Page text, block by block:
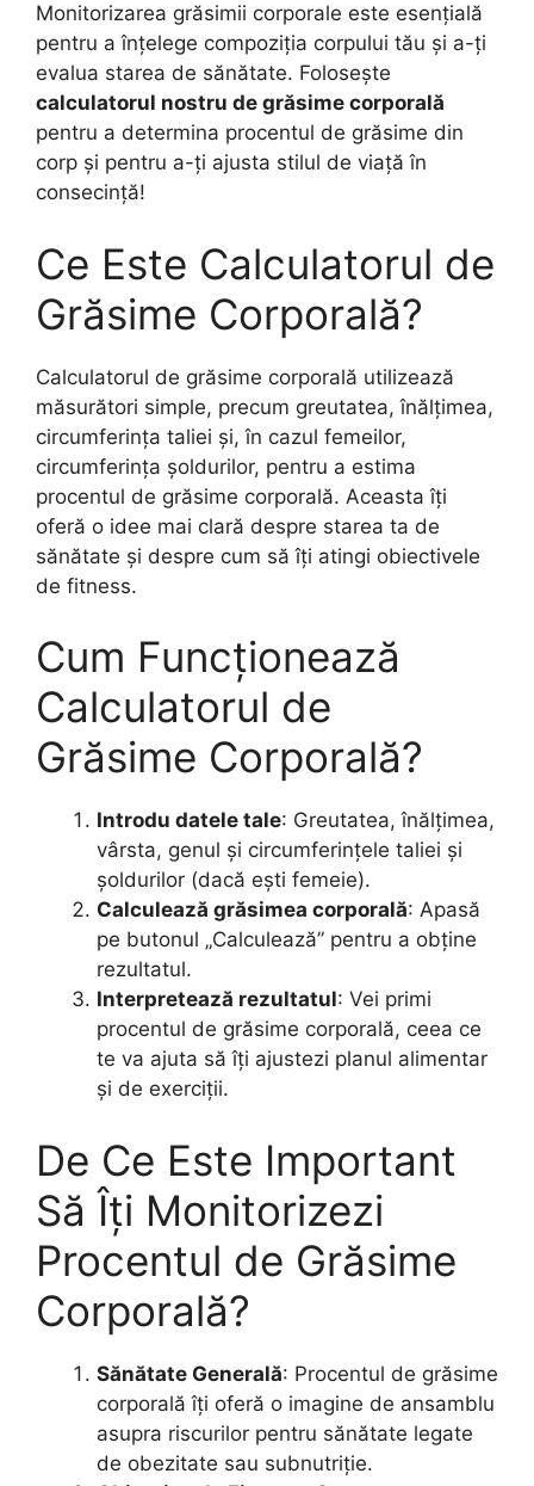
Monitorizarea grăsimii corporale este esențială
pentru a înțelege compoziția corpului tău și a-ți
evalua starea de sănătate. Folosește
calculatorul nostru de grăsime corporală
pentru a determina procentul de grăsime din
corp și pentru a-ți ajusta stilul de viață în
consecință!
Ce Este Calculatorul de
Grăsime Corporală?
Calculatorul de grăsime corporală utilizează
măsurători simple, precum greutatea, înălțimea,
circumferința taliei și, în cazul femeilor,
circumferința șoldurilor, pentru a estima
procentul de grăsime corporală. Aceasta îți
oferă o idee mai clară despre starea ta de
sănătate și despre cum să îți atingi obiectivele
de fitness.
Cum Funcționează
Calculatorul de
Grăsime Corporală?
Introdu datele tale: Greutatea, înălțimea,
vârsta, genul și circumferințele taliei și
șoldurilor (dacă ești femeie).
Calculează grăsimea corporală: Apasă
pe butonul „Calculează” pentru a obține
rezultatul.
Interpretează rezultatul: Vei primi
procentul de grăsime corporală, ceea ce
te va ajuta să îți ajustezi planul alimentar
și de exerciții.
De Ce Este Important
Să Îți Monitorizezi
Procentul de Grăsime
Corporală?
Sănătate Generală: Procentul de grăsime
corporală îți oferă o imagine de ansamblu
asupra riscurilor pentru sănătate legate
de obezitate sau subnutriție.